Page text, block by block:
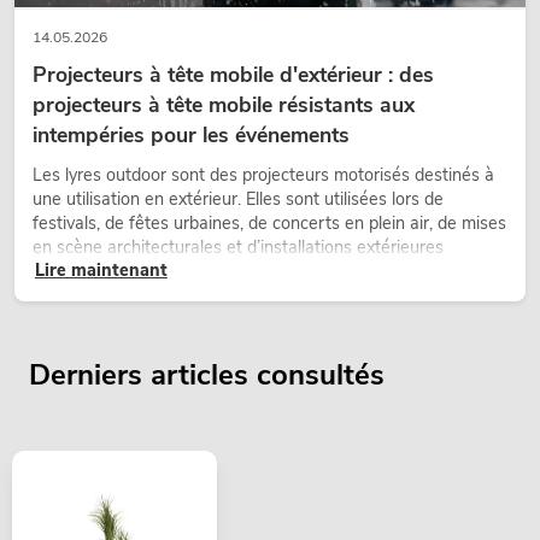
14.05.2026
Projecteurs à tête mobile d'extérieur : des
projecteurs à tête mobile résistants aux
intempéries pour les événements
Les lyres outdoor sont des projecteurs motorisés destinés à
une utilisation en extérieur. Elles sont utilisées lors de
festivals, de fêtes urbaines, de concerts en plein air, de mises
en scène architecturales et d’installations extérieures
temporaires.
Lire maintenant
Derniers articles consultés